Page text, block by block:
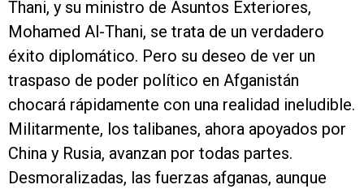
Thani, y su ministro de Asuntos Exteriores,
Mohamed Al-Thani, se trata de un verdadero
éxito diplomático. Pero su deseo de ver un
traspaso de poder político en Afganistán
chocará rápidamente con una realidad ineludible.
Militarmente, los talibanes, ahora apoyados por
China y Rusia, avanzan por todas partes.
Desmoralizadas, las fuerzas afganas, aunque